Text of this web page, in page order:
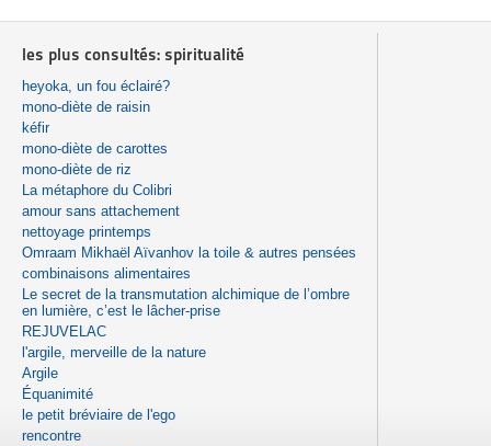
les plus consultés: spiritualité
heyoka, un fou éclairé?
mono-diète de raisin
kéfir
mono-diète de carottes
mono-diète de riz
La métaphore du Colibri
amour sans attachement
nettoyage printemps
Omraam Mikhaël Aïvanhov la toile & autres pensées
combinaisons alimentaires
Le secret de la transmutation alchimique de l’ombre
en lumière, c’est le lâcher-prise
REJUVELAC
l'argile, merveille de la nature
Argile
Équanimité
le petit bréviaire de l'ego
rencontre